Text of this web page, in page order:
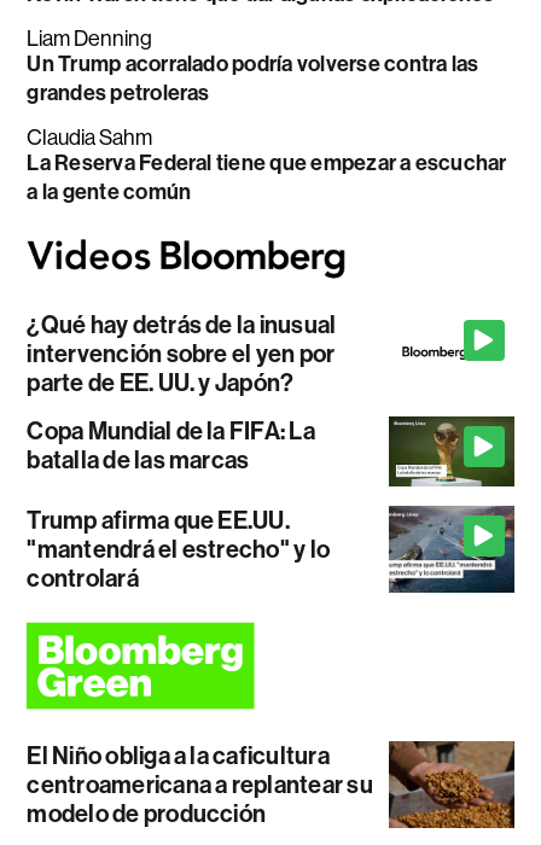
Liam Denning
Un Trump acorralado podría volverse contra las
grandes petroleras
Claudia Sahm
La Reserva Federal tiene que empezar a escuchar
a la gente común
¿Qué hay detrás de la inusual
intervención sobre el yen por
parte de EE. UU. y Japón?
Copa Mundial de la FIFA: La
batalla de las marcas
Trump afirma que EE.UU.
"mantendrá el estrecho" y lo
controlará
El Niño obliga a la caficultura
centroamericana a replantear su
modelo de producción